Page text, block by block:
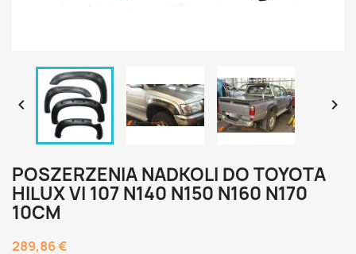
 
POSZERZENIA NADKOLI DO TOYOTA
HILUX VI 107 N140 N150 N160 N170
10CM
289,86 €